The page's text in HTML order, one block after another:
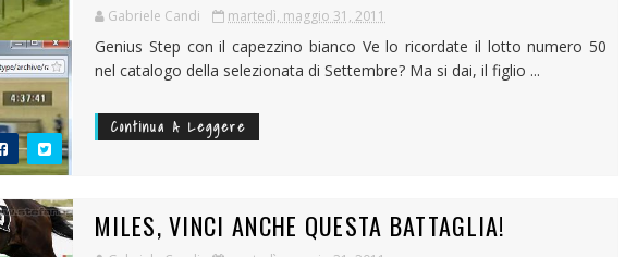
Gabriele Candi martedì, maggio 31, 2011
Genius Step con il capezzino bianco Ve lo ricordate il lotto numero 50
nel catalogo della selezionata di Settembre? Ma si dai, il figlio ...
Continua A Leggere
MILES, VINCI ANCHE QUESTA BATTAGLIA!